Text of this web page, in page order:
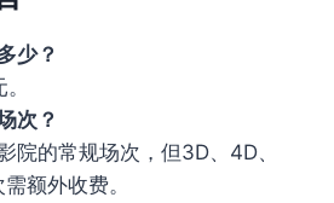
少？
次？
院的常规场次，但3D、4D、
额外收费。